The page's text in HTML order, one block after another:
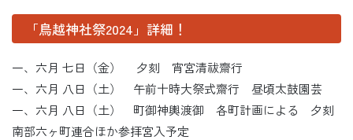
「鳥越神社祭2024」詳細！
一、六月 七日（金） 夕刻 宵宮清祓齋行
一、六月 八日（土） 午前十時大祭式齋行 昼頃太鼓園芸
一、六月 八日（土） 町御神輿渡御 各町計画による 夕刻
南部六ヶ町連合ほか参拝宮入予定